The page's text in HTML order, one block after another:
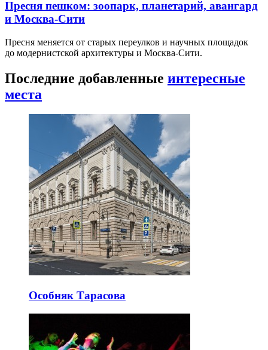
Пресня пешком: зоопарк, планетарий, авангард
и Москва-Сити
Пресня меняется от старых переулков и научных площадок
до модернистской архитектуры и Москва-Сити.
Последние добавленные интересные
места
Особняк Тарасова